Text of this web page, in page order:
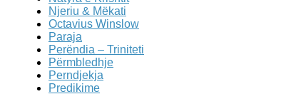
Njeriu & Mëkati
Octavius Winslow
Paraja
Perëndia – Triniteti
Përmbledhje
Perndjekja
Predikime